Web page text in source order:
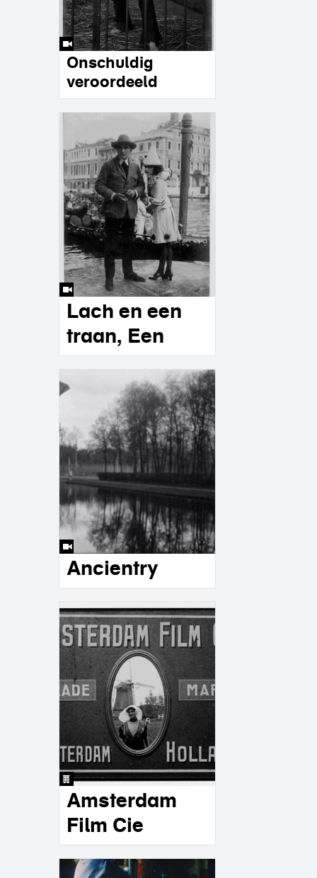
Onschuldig
veroordeeld
Lach en een
traan, Een
Ancientry
Amsterdam
Film Cie